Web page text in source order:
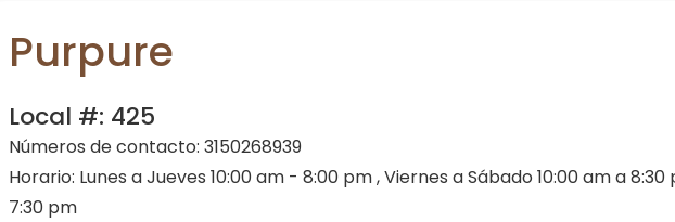
Purpure
Local #: 425
Números de contacto: 3150268939
Horario: Lunes a Jueves 10:00 am - 8:00 pm , Viernes a Sábado 10:00 am a 8:30
7:30 pm